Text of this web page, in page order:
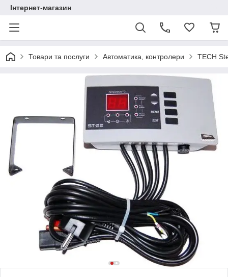
Інтернет-магазин
Товари та послуги Автоматика, контролери TECH